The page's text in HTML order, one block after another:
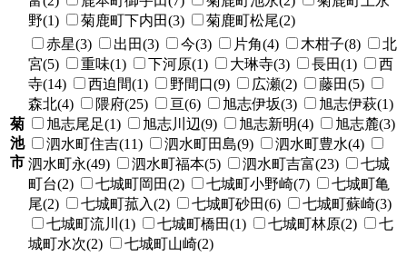
野(1)
菊鹿町下内田(3) 菊鹿町松尾(2)
菊
池
市
赤星(3) 出田(3) 今(3) 片角(4) 木柑子(8)
北
宮(5)
重味(1) 下河原(1) 大琳寺(3) 長田(1)
西
寺(14)
西迫間(1) 野間口(9) 広瀬(2)
藤田(5)
森北(4)
隈府(25) 亘(6) 旭志伊坂(3)
旭志伊萩(1)
旭志尾足(1)
旭志川辺(9) 旭志新明(4)
旭志麓(3)
泗水町住吉(11)
泗水町田島(9)
泗水町豊水(4)
泗水町永(49)
泗水町福本(5) 泗水町吉富(23)
七城
町台(2)
七城町岡田(2) 七城町小野崎(7)
七城町亀
尾(2)
七城町菰入(2) 七城町砂田(6)
七城町蘇崎(3)
七城町流川(1)
七城町橋田(1) 七城町林原(2)
七
城町水次(2)
七城町山崎(2)